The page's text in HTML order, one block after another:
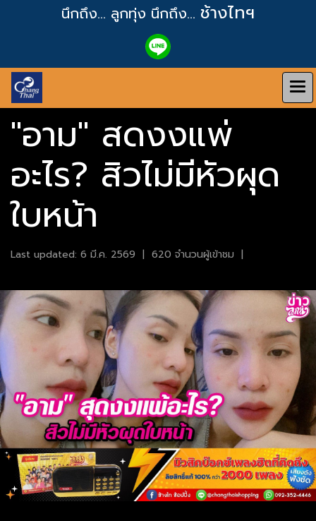
นึกถึง... ลูกทุ่ง นึกถึง... ช้างไทฯ
"อาม" สดงงแพ่
อะไร? สิวไม่มีหัวผุด
ใบหน้า
Last updated: 6 มี.ค. 2569 | 620 จำนวนผู้เข้าชม |